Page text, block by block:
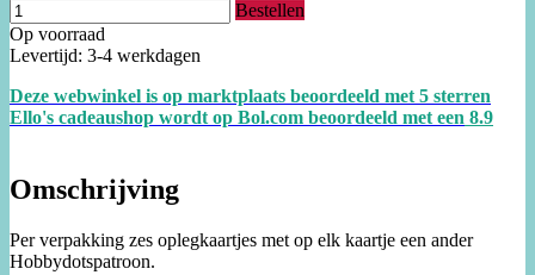
Bestellen
Op voorraad
Levertijd: 3-4 werkdagen
Deze webwinkel is op marktplaats beoordeeld met 5 sterren
Ello's cadeaushop wordt op Bol.com beoordeeld met een 8.9
Omschrijving
Per verpakking zes oplegkaartjes met op elk kaartje een ander
Hobbydotspatroon.